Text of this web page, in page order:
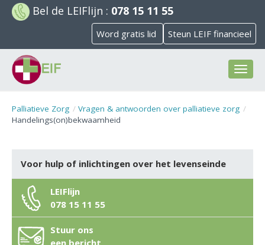
Bel de LEIFlijn : 078 15 11 55
Word gratis lid Steun LEIF financieel
Palliatieve Zorg
Vragen & antwoorden over palliatieve zorg
Handelings(on)bekwaamheid
Voor hulp of inlichtingen over het levenseinde
LEIFlijn
078 15 11 55
Stuur ons
een bericht